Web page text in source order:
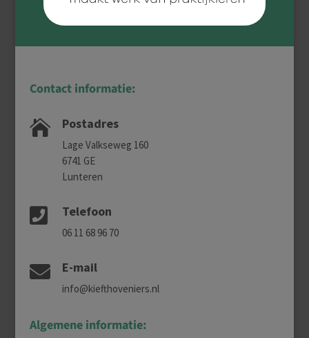
Contact informatie:
 Postadres
Lage Valkseweg 160
6741 GE
Lunteren
 Telefoon
06 11 68 96 70
 E-mail
info@kiefthoveniers.nl
Algemene informatie: